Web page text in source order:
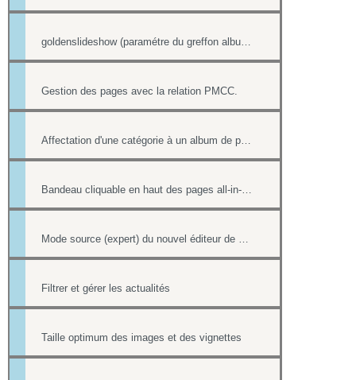
goldenslideshow (paramétre du greffon album)
Gestion des pages avec la relation PMCC.
Affectation d'une catégorie à un album de photos
Bandeau cliquable en haut des pages all-in-web
Mode source (expert) du nouvel éditeur de page html
Filtrer et gérer les actualités
Taille optimum des images et des vignettes